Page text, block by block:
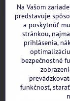
WhatsApp
Na Vašom
predstavuje
a poskytnúť
stránkou,
prihlásenia,
bezpečnostné
funkčnosť,